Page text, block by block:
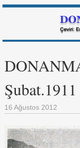
Şubat.1911
16 Ağustos 2012